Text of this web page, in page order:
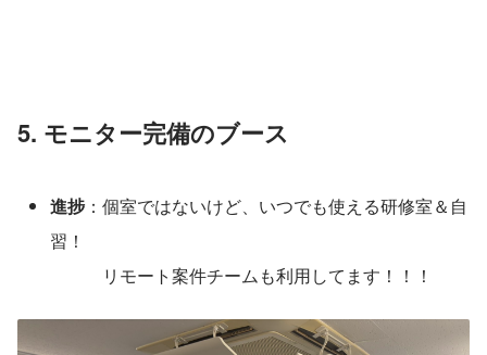
5. モニター完備のブース
進捗：個室ではないけど、いつでも使える研修室＆自
習！
リモート案件チームも利用してます！！！